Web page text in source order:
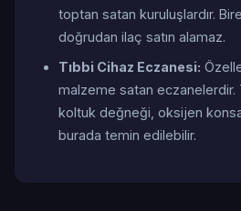
toptan satan kuruluşlardır.
doğrudan ilaç satın alamaz.
Tıbbi Cihaz Eczanesi:
malzeme satan eczanelerdir.
koltuk değneği, oksijen
burada temin edilebilir.